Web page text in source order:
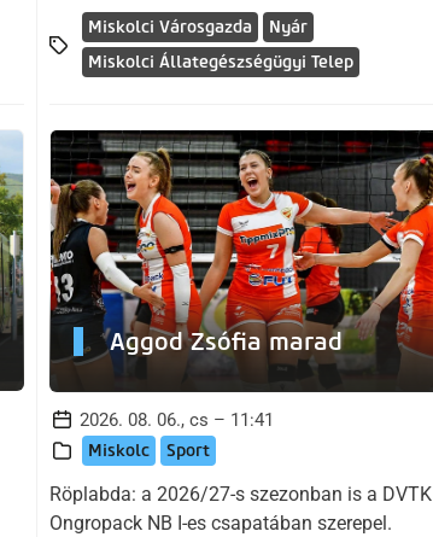
Miskolci Városgazda
Nyár
Miskolci Állategészségügyi Telep
Aggod Zsófia marad
2026. 08. 06., cs – 11:41
Miskolc Sport
Röplabda: a 2026/27-s szezonban is a DVTK
Ongropack NB I-es csapatában szerepel.